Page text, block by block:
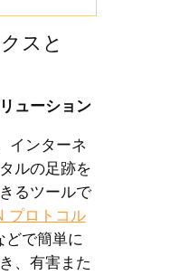
スと
ューション
インターネ
ルの足跡を
るツールで
プロトコル
どで簡単に
、有害また